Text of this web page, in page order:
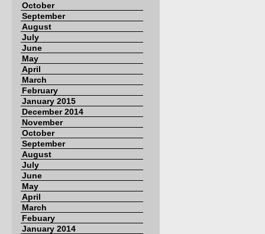
October
September
August
July
June
May
April
March
February
January 2015
December 2014
November
October
September
August
July
June
May
April
March
Febuary
January 2014